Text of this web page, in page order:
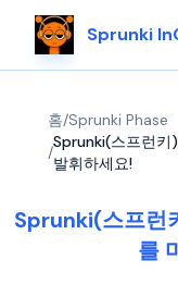
Sprunki
홈/Sprunki Phase
/
Sprunki(스프런키
발휘하세요!
Sprunki(스프런
를